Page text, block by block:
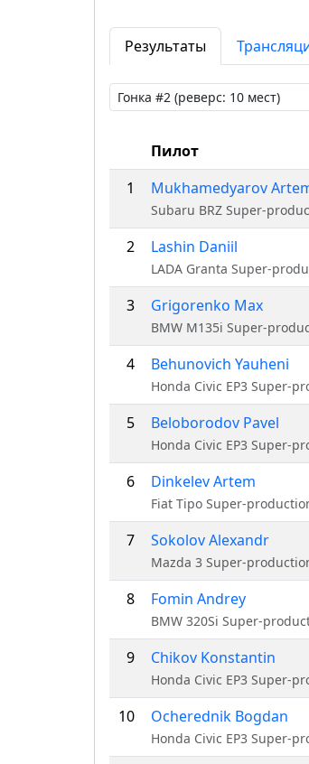
Результаты
Пилот
1
Mukhamedyarov
Subaru BRZ Super-
2 Lashin Daniil
LADA Granta Super-
3 Grigorenko Max
BMW M135i Super-
4 Behunovich Yauheni
Honda Civic EP3 Super-
5 Beloborodov Pavel
Honda Civic EP3 Super-
6 Dinkelev Artem
Fiat Tipo Super-
7 Sokolov Alexandr
Mazda 3 Super-
8 Fomin Andrey
BMW 320Si Super-
9 Chikov Konstantin
Honda Civic EP3 Super-
10 Ocherednik Bogdan
Honda Civic EP3 Super-